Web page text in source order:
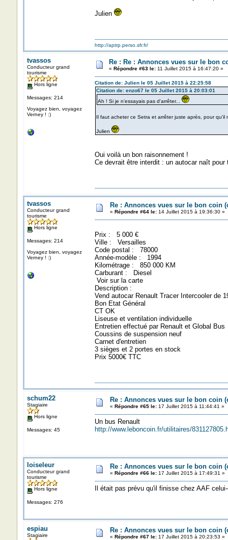
Julien
http://aptrp.perso.sfr.fr/
tvassos
Conducteur grand
tourisme
Hors ligne
Messages: 214
Voyagez bien, voyagez
Verney ! :)
Re : Re : Annonces vues sur le bon
« Répondre #63 le:11 Juillet 2015 à 16:47:20 »
Citation de: Julien le 05 Juillet 2015 à 22:25:58
Citation de: enzo67 le 05 Juillet 2015 à 20:03:01
Ah ! Si je n'essayais pas d'arrêter...
Il faut acheter ce Setra et arrêter juste après, pour
Julien
Oui voilà un bon raisonnement !
Ce devrait être interdit : un autocar naît
tvassos
Conducteur grand
tourisme
Hors ligne
Messages: 214
Voyagez bien, voyagez
Verney ! :)
Re : Annonces vues sur le bon coin
« Répondre #64 le:14 Juillet 2015 à 19:36:30 »
Prix : 5 000 €
Ville : Versailles
Code postal : 78000
Année-modèle : 1994
Kilométrage : 850 000 KM
Carburant : Diesel
Voir sur la carte
Description :
Vend autocar Renault Tracer Intercooler de
Bon Etat Général
CT OK
Liseuse et ventilation individuelle
Entretien effectué par Renault et Global Bus
Coussins de suspension neuf
Carnet d'entretien
3 sièges et 2 portes en stock
Prix 5000€ TTC
schum22
Stagiaire
Hors ligne
Messages: 45
Re : Annonces vues sur le bon coin
« Répondre #65 le:17 Juillet 2015 à 11:44:41 »
Un bus Renault
http://www.leboncoin.fr/utilitaires/
loiseleur
Conducteur grand
tourisme
Hors ligne
Messages: 276
Re : Annonces vues sur le bon coin
« Répondre #66 le:17 Juillet 2015 à 17:49:31 »
Il était pas prévu qu'il finisse chez AAF
espiau
Stagiaire
Re : Annonces vues sur le bon coin
« Répondre #67 le:17 Juillet 2015 à 20:23:53 »